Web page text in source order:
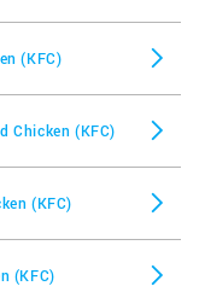
(KFC)
Chicken (KFC)
(KFC)
(KFC)